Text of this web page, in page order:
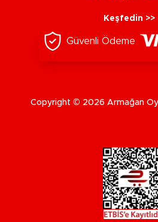
Keşfedin >>
Güvenli Ödeme
Copyright © 2026 Armağan